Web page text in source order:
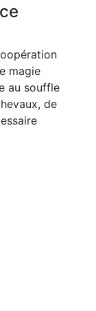
magie
au souffle
de